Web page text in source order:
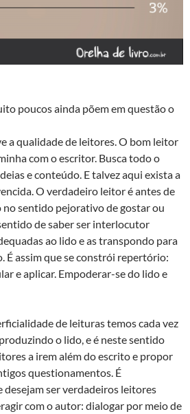
poucos ainda põem em questão o
a qualidade de leitores. O bom leitor
com o escritor. Busca todo o
e conteúdo. E talvez aqui exista a
O verdadeiro leitor é antes de
sentido pejorativo de gostar ou
de saber ser interlocutor
ao lido e as transpondo para
É assim que se constrói repertório:
e aplicar. Empoderar-se do lido e
de leituras temos cada vez
o lido, e é neste sentido
a irem além do escrito e propor
questionamentos. É
desejam ser verdadeiros leitores
com o autor: dialogar por meio de